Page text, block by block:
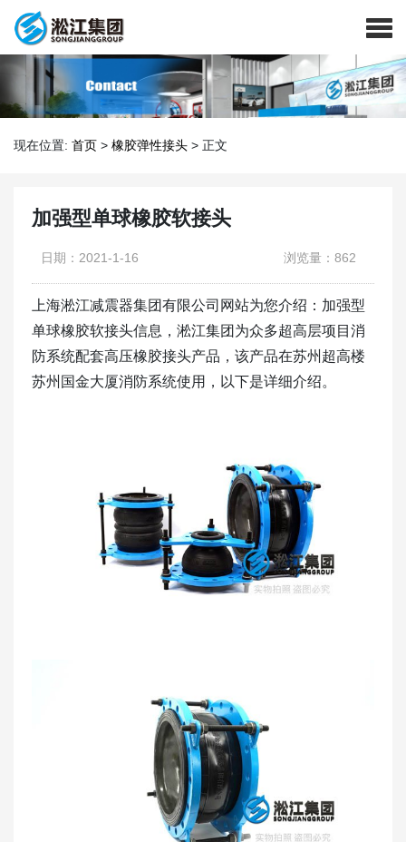
现在位置: 首页 > 橡胶弹性接头 > 正文
加强型单球橡胶软接头
日期：2021-1-16 浏览量：862
上海淞江减震器集团有限公司网站为您介绍：加强型
单球橡胶软接头信息，淞江集团为众多超高层项目消
防系统配套高压橡胶接头产品，该产品在苏州超高楼
苏州国金大厦消防系统使用，以下是详细介绍。